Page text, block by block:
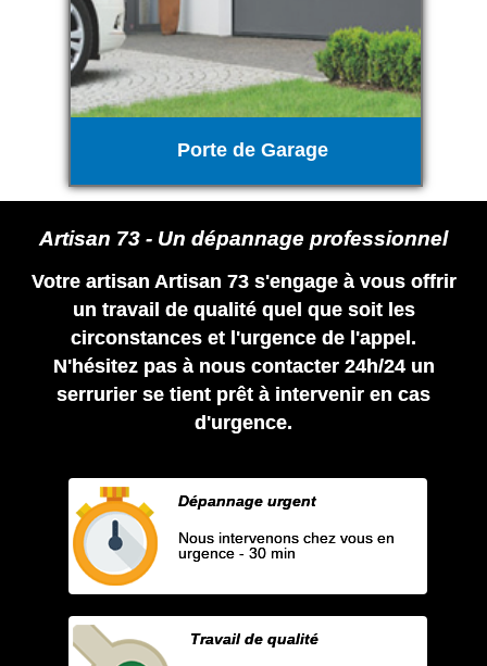
Porte de Garage
Artisan 73 - Un dépannage professionnel
Votre artisan Artisan 73 s'engage à vous offrir
un travail de qualité quel que soit les
circonstances et l'urgence de l'appel.
N'hésitez pas à nous contacter 24h/24 un
serrurier se tient prêt à intervenir en cas
d'urgence.
Dépannage urgent
Nous intervenons chez vous en
urgence - 30 min
Travail de qualité